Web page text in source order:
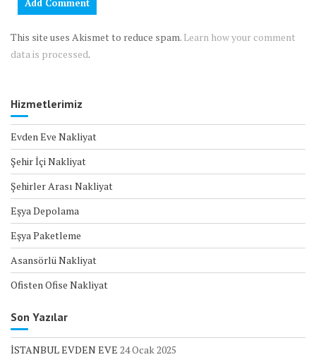
This site uses Akismet to reduce spam. Learn how your comment
data is processed.
Hizmetlerimiz
Evden Eve Nakliyat
Şehir İçi Nakliyat
Şehirler Arası Nakliyat
Eşya Depolama
Eşya Paketleme
Asansörlü Nakliyat
Ofisten Ofise Nakliyat
Son Yazılar
İSTANBUL EVDEN EVE 24 Ocak 2025